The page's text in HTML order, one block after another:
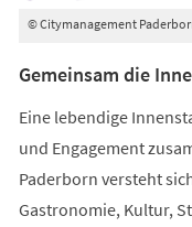
© Citymanagement
Gemeinsam die
Eine lebendige
und Engagement
Paderborn versteht
Gastronomie, Kultur,